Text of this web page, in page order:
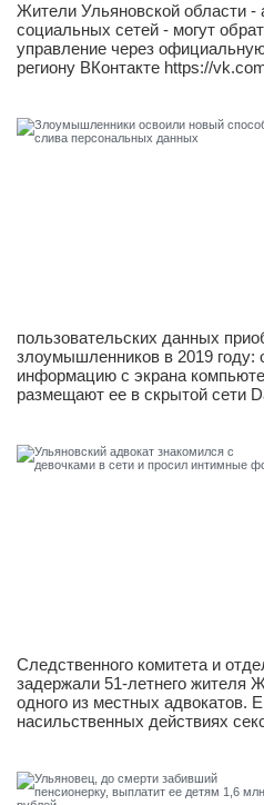
Жители Ульяновской области -
социальных сетей - могут
управление через
региону ВКонтакте https://
пользовательских данных
злоумышленников в 2019 году:
информацию с экрана
размещают ее в скрытой сети
Следственного комитета и
задержали 51-летнего жителя
одного из местных адвокатов.
насильственных действиях